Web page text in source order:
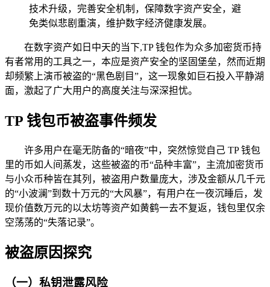
技术升级，完善安全机制，保障数字资产安全，避
免类似悲剧重演，维护数字经济健康发展。
在数字资产如日中天的当下,TP 钱包作为众多加密货币持
有者常用的工具之一，本应是资产安全的坚固堡垒，然而近期
却频繁上演币被盗的“黑色剧目”，这一现象如巨石投入平静湖
面，激起了广大用户的高度关注与深深担忧。
TP 钱包币被盗事件频发
许多用户在毫无防备的“暗夜”中，突然惊觉自己 TP 钱包
里的币如人间蒸发，这些被盗的币“品种丰富”，主流加密货币
与小众币种皆在其列，被盗用户数量庞大，涉及金额从几千元
的“小波澜”到数十万元的“大风暴”，有用户在一夜沉睡后，发
现价值数万元的以太坊等资产如黄鹤一去不复返，钱包里仅余
空荡荡的“失落记录”。
被盗原因探究
（一）私钥泄露风险